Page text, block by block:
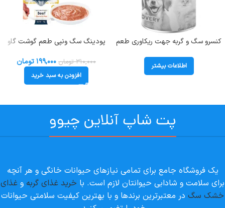
کنسرو سگ و گربه جهت ریکاوری طعم
وزن 380 گرم کد 110014 اطلاعات بیشتر
پودینگ سگ ونپی طعم گوشت گاو
Wanpy Dog Tasty Meat Paste
۳۱۰,۰۰۰ تومان ۱۹۹,۰۰۰تومان
افزودن به سبد خرید
پت شاپ آنلاین چیوو
یک فروشگاه جامع برای تمامی نیازهای حیوانات خانگی و هر آنچه
برای سلامت و شادابی حیوانتان لازم است. با خرید غذای گربه و غذای
خشک سگ در معتبرترین برندها و با بهترین کیفیت سلامتی حیوانات